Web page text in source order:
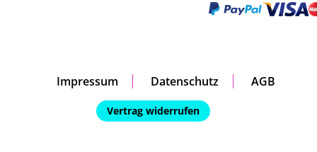
Impressum Datenschutz AGB
Vertrag widerrufen